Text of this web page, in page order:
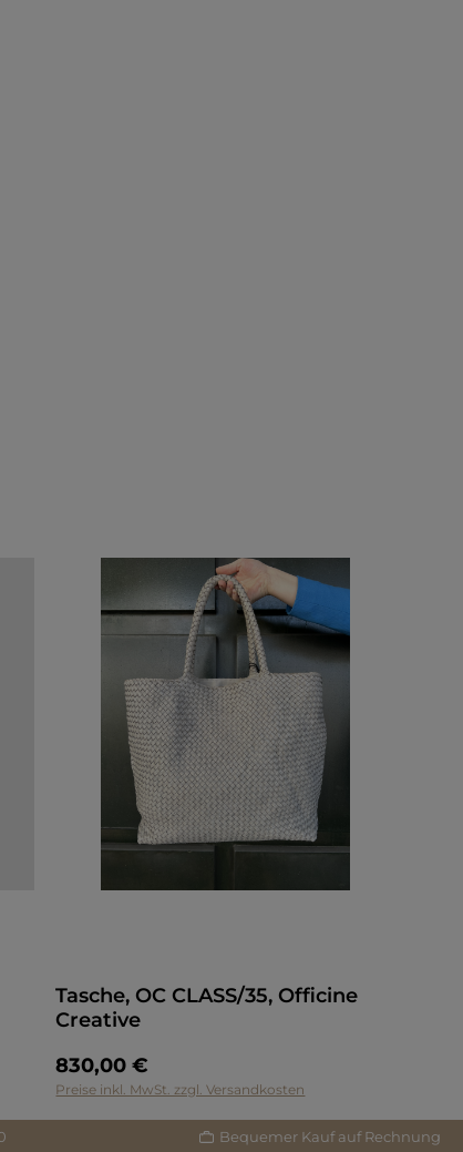
Tasche, OC CLASS/35, Officine
Creative
830,00 €
Preise inkl. MwSt. zzgl. Versandkosten
Bequemer Kauf auf Rechnung